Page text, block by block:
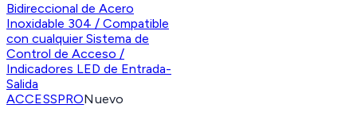
ACCESSPRONuevo